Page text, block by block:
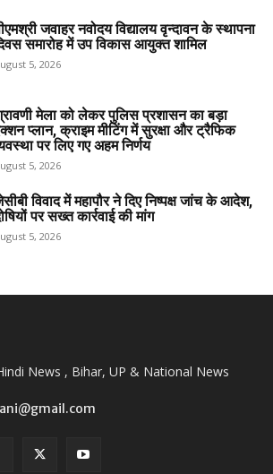
जवाहर नवोदय विद्यालय वृन्दावन के स्थापना
समारोह में उप विकास आयुक्त शामिल
5, 2026
मेला को लेकर पुलिस प्रशासन का बड़ा
प्लान, क्राइम मीटिंग में सुरक्षा और ट्रैफिक
पर लिए गए अहम निर्णय
5, 2026
विवाद में महापौर ने दिए निष्पक्ष जांच के आदेश,
पर सख्त कार्रवाई की मांग
5, 2026
News , Bihar, UP & National News